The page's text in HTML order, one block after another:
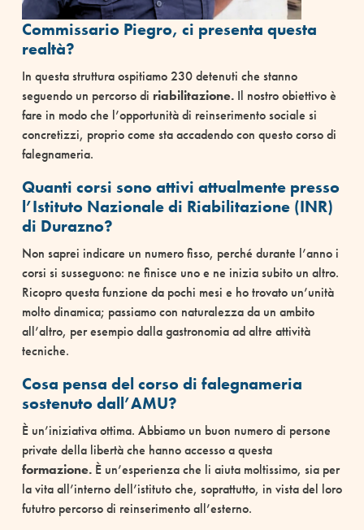
Commissario Piegro, ci presenta questa
realtà?
In questa struttura ospitiamo 230 detenuti che stanno
seguendo un percorso di riabilitazione.Il nostro obiettivo è
fare in modo che l’opportunità di reinserimento sociale si
concretizzi, proprio come sta accadendo con questo corso di
falegnameria.
Quanti corsi sono attivi attualmente presso
l’Istituto Nazionale di Riabilitazione (INR)
di Durazno?
Non saprei indicare un numero fisso, perché durante l’anno i
corsi si susseguono: ne finisce uno e ne inizia subito un altro.
Ricopro questa funzione da pochi mesi e ho trovato un’unità
molto dinamica; passiamo con naturalezza da un ambito
all’altro, per esempio dalla gastronomia ad altre attività
tecniche.
Cosa pensa del corso di falegnameria
sostenuto dall’AMU?
È un’iniziativa ottima. Abbiamo un buon numero di persone
private della libertà che hanno accesso a questa
formazione.È un’esperienza che li aiuta moltissimo, sia per
la vita all’interno dell’istituto che, soprattutto, in vista del loro
fututro percorso di reinserimento all’esterno.